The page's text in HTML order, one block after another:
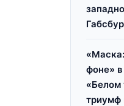
фоне»
«Белом
триумф